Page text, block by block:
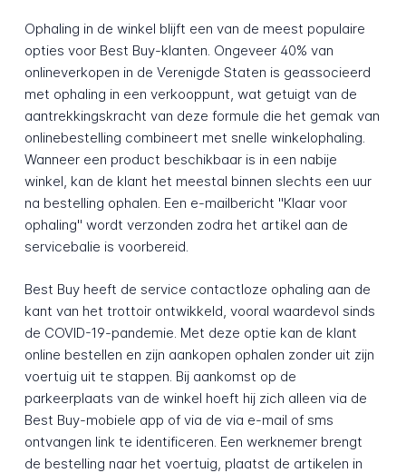
Ophaling in de winkel blijft een van de meest populaire
opties voor Best Buy-klanten. Ongeveer 40% van
onlineverkopen in de Verenigde Staten is geassocieerd
met ophaling in een verkooppunt, wat getuigt van de
aantrekkingskracht van deze formule die het gemak van
onlinebestelling combineert met snelle winkelophaling.
Wanneer een product beschikbaar is in een nabije
winkel, kan de klant het meestal binnen slechts een uur
na bestelling ophalen. Een e-mailbericht "Klaar voor
ophaling" wordt verzonden zodra het artikel aan de
servicebalie is voorbereid.
Best Buy heeft de service contactloze ophaling aan de
kant van het trottoir ontwikkeld, vooral waardevol sinds
de COVID-19-pandemie. Met deze optie kan de klant
online bestellen en zijn aankopen ophalen zonder uit zijn
voertuig uit te stappen. Bij aankomst op de
parkeerplaats van de winkel hoeft hij zich alleen via de
Best Buy-mobiele app of via de via e-mail of sms
ontvangen link te identificeren. Een werknemer brengt
de bestelling naar het voertuig, plaatst de artikelen in